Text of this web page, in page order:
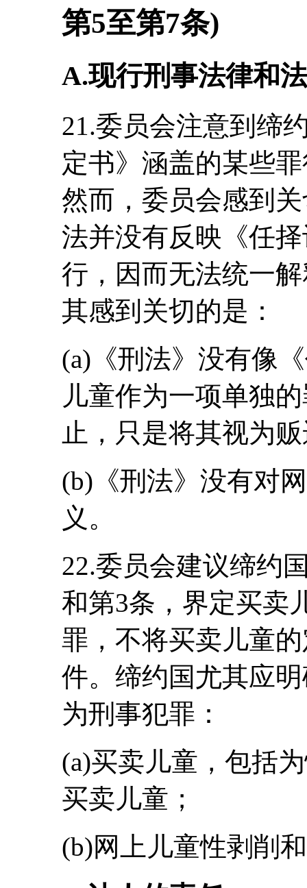
第5至第7条)
A.现行刑事法律和
21.委员会注意到缔
定书》涵盖的某些
然而，委员会感到
法并没有反映《任
行，因而无法统一
其感到关切的是：
(a)《刑法》没有像
儿童作为一项单独
止，只是将其视为
(b)《刑法》没有对
义。
22.委员会建议缔约
和第3条，界定买卖
罪，不将买卖儿童
件。缔约国尤其应
为刑事犯罪：
(a)买卖儿童，包括
买卖儿童；
(b)网上儿童性剥削